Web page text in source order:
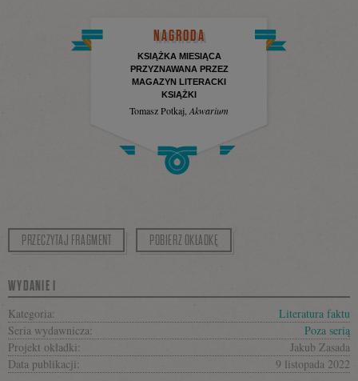
PRZECZYTAJ FRAGMENT POBIERZ OKŁADKĘ
WYDANIE I
Kategoria:
Literatura faktu
Seria wydawnicza:
Poza serią
Projekt okładki:
Jakub Zasada
Data publikacji:
9 listopada 2022
NAGRODA
KSIĄŻKA MIESIĄCA
PRZYZNAWANA PRZEZ
MAGAZYN LITERACKI
KSIĄŻKI
Tomasz Potkaj,Akwarium